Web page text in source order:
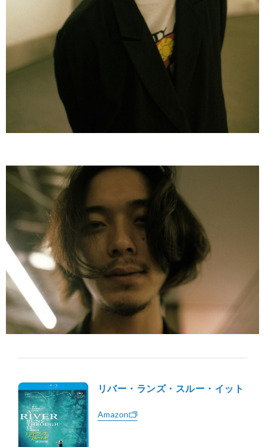
リバー・ランズ・スルー・イット
Amazon